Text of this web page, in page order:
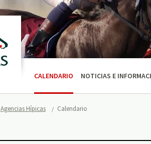
CALENDARIO NOTICIAS E
Agencias Hípicas Calendario